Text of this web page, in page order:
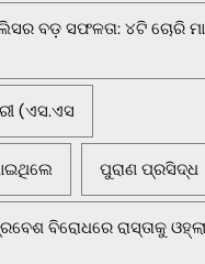
ବଡ଼ ସଫଳତା: ୪ଟି ଚୋରି
(ଏସ.ଏସ
ପୁରାଣ ପ୍ରସିଦ୍ଧ
ବିରୋଧରେ ରାସ୍ତାକୁ